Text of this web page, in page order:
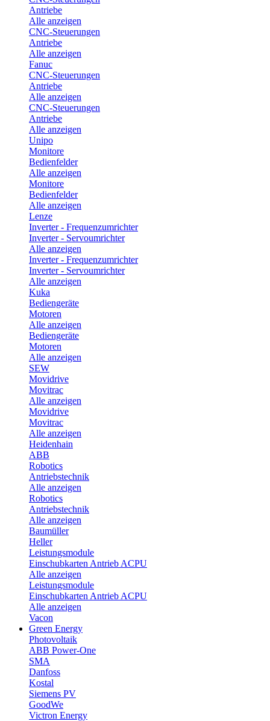
Antriebe
Alle anzeigen
CNC-Steuerungen
Antriebe
Alle anzeigen
Fanuc
CNC-Steuerungen
Antriebe
Alle anzeigen
CNC-Steuerungen
Antriebe
Alle anzeigen
Unipo
Monitore
Bedienfelder
Alle anzeigen
Monitore
Bedienfelder
Alle anzeigen
Lenze
Inverter - Frequenzumrichter
Inverter - Servoumrichter
Alle anzeigen
Inverter - Frequenzumrichter
Inverter - Servoumrichter
Alle anzeigen
Kuka
Bediengeräte
Motoren
Alle anzeigen
Bediengeräte
Motoren
Alle anzeigen
SEW
Movidrive
Movitrac
Alle anzeigen
Movidrive
Movitrac
Alle anzeigen
Heidenhain
ABB
Robotics
Antriebstechnik
Alle anzeigen
Robotics
Antriebstechnik
Alle anzeigen
Baumüller
Heller
Leistungsmodule
Einschubkarten Antrieb ACPU
Alle anzeigen
Leistungsmodule
Einschubkarten Antrieb ACPU
Alle anzeigen
Vacon
Green Energy
Photovoltaik
ABB Power-One
SMA
Danfoss
Kostal
Siemens PV
GoodWe
Victron Energy